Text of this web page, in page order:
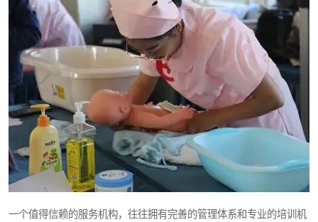
一个值得信赖的服务机构，往往拥有完善的管理体系和专业的培训机